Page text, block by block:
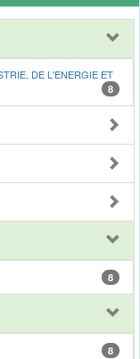
DE L'ENERGIE ET
8
8
8